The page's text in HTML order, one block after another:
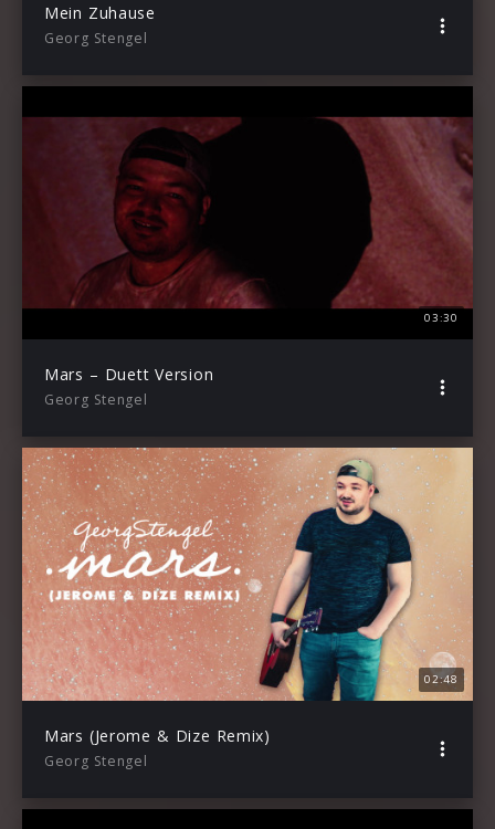
Mein Zuhause
Georg Stengel
03:30
Mars – Duett Version
Georg Stengel
02:48
Mars (Jerome & Dize Remix)
Georg Stengel